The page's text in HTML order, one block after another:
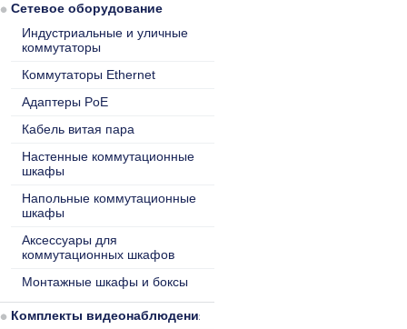
Сетевое оборудование
Индустриальные и уличные
коммутаторы
Коммутаторы Ethernet
Адаптеры PoE
Кабель витая пара
Настенные коммутационные
шкафы
Напольные коммутационные
шкафы
Аксессуары для
коммутационных шкафов
Монтажные шкафы и боксы
Комплекты видеонаблюдения